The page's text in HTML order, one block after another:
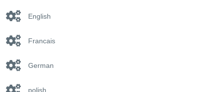
English
Francais
German
polish